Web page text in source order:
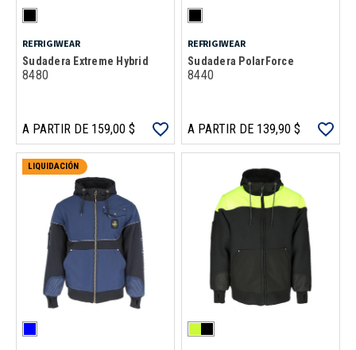
REFRIGIWEAR
Sudadera Extreme Hybrid
8480
A PARTIR DE 159,00 $
REFRIGIWEAR
Sudadera PolarForce
8440
A PARTIR DE 139,90 $
LIQUIDACIÓN